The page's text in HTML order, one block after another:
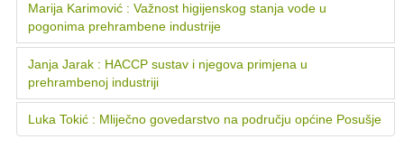
Marija Karimović : Važnost higijenskog stanja vode u
pogonima prehrambene industrije
Janja Jarak : HACCP sustav i njegova primjena u
prehrambenoj industriji
Luka Tokić : Mliječno govedarstvo na području općine Posušje